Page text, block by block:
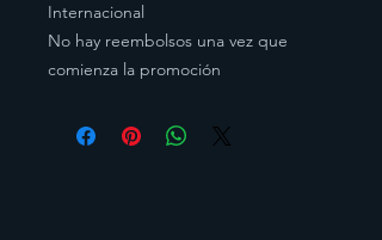
Internacional
No hay reembolsos una vez que
comienza la promoción